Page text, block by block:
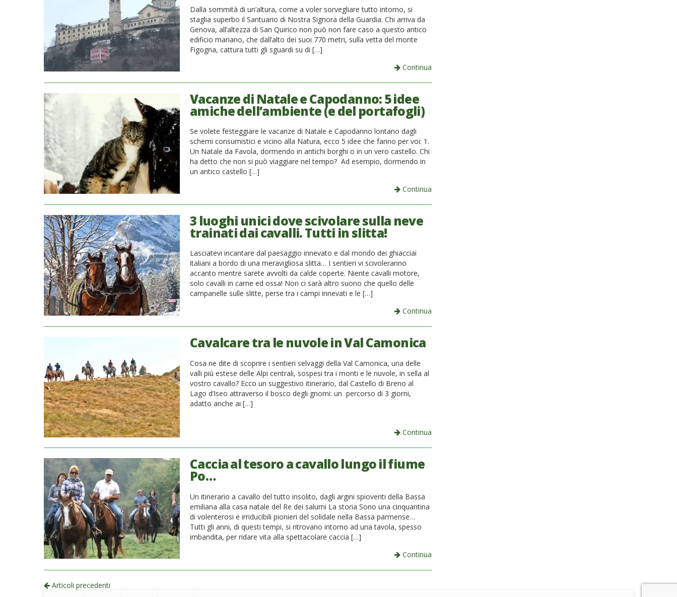
Dalla sommità di un’altura, come a voler sorvegliare tutto intorno, si
staglia superbo il Santuario di Nostra Signora della Guardia. Chi arriva da
Genova, all’altezza di San Quirico non può non fare caso a questo antico
edificio mariano, che dall’alto dei suoi 770 metri, sulla vetta del monte
Figogna, cattura tutti gli sguardi su di […]
Continua
Vacanze di Natale e Capodanno: 5 idee
amiche dell’ambiente (e del portafogli)
Se volete festeggiare le vacanze di Natale e Capodanno lontano dagli
schemi consumistici e vicino alla Natura, ecco 5 idee che fanno per voi: 1.
Un Natale da Favola, dormendo in antichi borghi o in un vero castello. Chi
ha detto che non si può viaggiare nel tempo? Ad esempio, dormendo in
un antico castello […]
Continua
3 luoghi unici dove scivolare sulla neve
trainati dai cavalli. Tutti in slitta!
Lasciatevi incantare dal paesaggio innevato e dal mondo dei ghiacciai
italiani a bordo di una meravigliosa slitta… I sentieri vi scivoleranno
accanto mentre sarete avvolti da calde coperte. Niente cavalli motore,
solo cavalli in carne ed ossa! Non ci sarà altro suono che quello delle
campanelle sulle slitte, perse tra i campi innevati e le […]
Continua
Cavalcare tra le nuvole in Val Camonica
Cosa ne dite di scoprire i sentieri selvaggi della Val Camonica, una delle
valli più estese delle Alpi centrali, sospesi tra i monti e le nuvole, in sella al
vostro cavallo? Ecco un suggestivo itinerario, dal Castello di Breno al
Lago d’Iseo attraverso il bosco degli gnomi: un percorso di 3 giorni,
adatto anche ai […]
Continua
Caccia al tesoro a cavallo lungo il fiume
Po…
Un itinerario a cavallo del tutto insolito, dagli argini spioventi della Bassa
emiliana alla casa natale del Re dei salumi La storia Sono una cinquantina
di volenterosi e irriducibili pionieri del solidale nella Bassa parmense…
Tutti gli anni, di questi tempi, si ritrovano intorno ad una tavola, spesso
imbandita, per ridare vita alla spettacolare caccia […]
Continua
Articoli precedenti